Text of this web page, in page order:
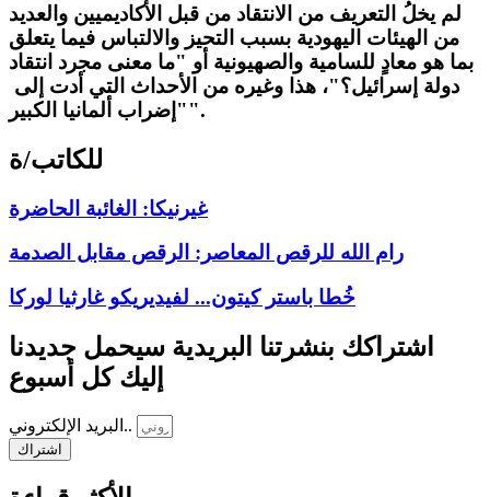
لم يخلُ التعريف من الانتقاد من قبل الأكاديميين والعديد
من الهيئات اليهودية بسبب التحيز والالتباس فيما يتعلق
بما هو معادٍ للسامية والصهيونية أو "ما معنى مجرد انتقاد
دولة إسرائيل؟"، هذا وغيره من الأحداث التي أدت إلى
"إضراب ألمانيا الكبير".
للكاتب/ة
غيرنيكا: الغائبة الحاضرة
رام الله للرقص المعاصر: الرقص مقابل الصدمة
خُطا باستر كيتون... لفيديريكو غارثيا لوركا
اشتراكك بنشرتنا البريدية سيحمل جديدنا
إليك كل أسبوع
البريد الإلكتروني..
اشتراك